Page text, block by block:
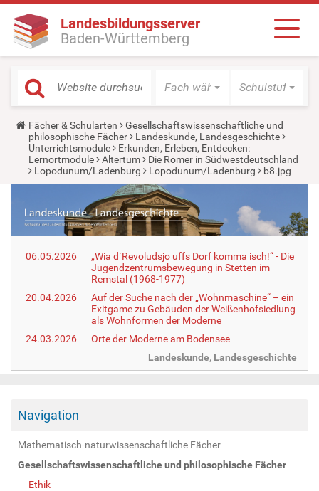
Landesbildungsserver
Baden-Württemberg
Fach wählen Schulstufe
Y
o
u
a
r
e
r
e
:
Fächer & Schularten
Gesellschaftswissenschaftliche und
philosophische Fächer
Landeskunde, Landesgeschichte
Unterrichtsmodule
Erkunden, Erleben, Entdecken:
Lernortmodule
Altertum
Die Römer in Südwestdeutschland
Lopodunum/Ladenburg
Lopodunum/Ladenburg b8.jpg
06.05.2026
„Wia d´Revoludsjo uffs Dorf komma isch!“ - Die
Jugendzentrumsbewegung in Stetten im
Remstal (1968-1977)
20.04.2026
Auf der Suche nach der „Wohnmaschine“ – ein
Exitgame zu Gebäuden der Weißenhofsiedlung
als Wohnformen der Moderne
24.03.2026
Orte der Moderne am Bodensee
Landeskunde, Landesgeschichte
Navigation
Mathematisch-naturwissenschaftliche Fächer
Gesellschaftswissenschaftliche und philosophische Fächer
Ethik